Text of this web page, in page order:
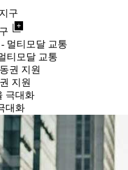
library_add
티모달 교통
지원
대화